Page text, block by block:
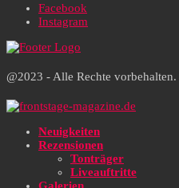
Facebook
Instagram
@2023 - Alle Rechte vorbehalten.
Neuigkeiten
Rezensionen
Tonträger
Liveauftritte